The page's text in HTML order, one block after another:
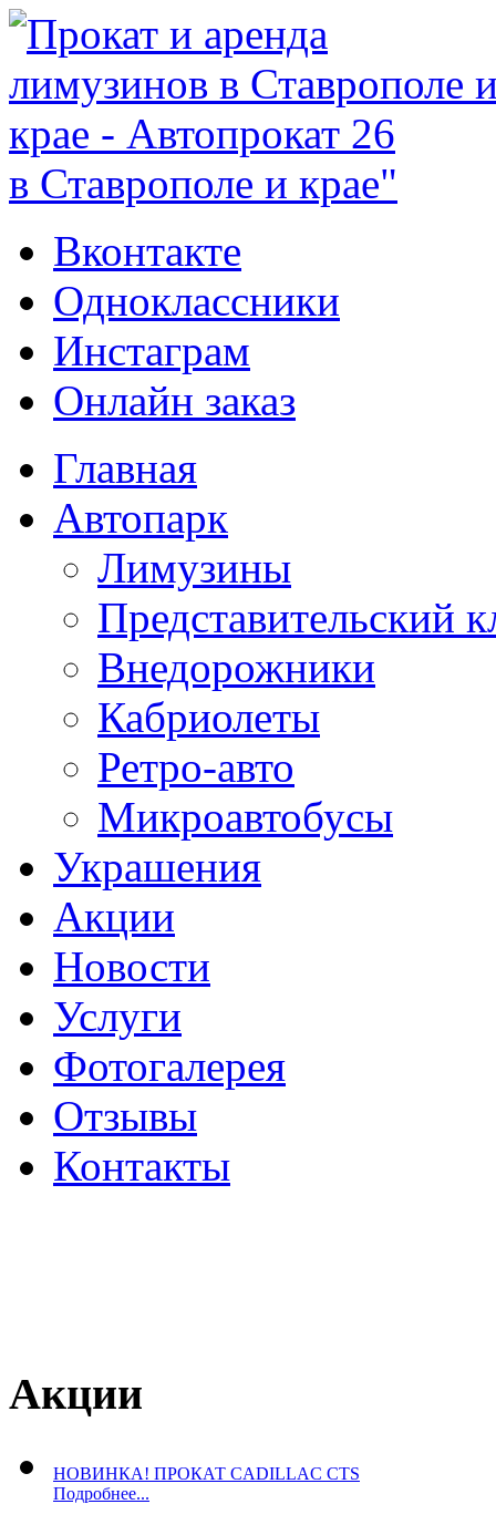
в Ставрополе и крае"
Вконтакте
Одноклассники
Инстаграм
Онлайн заказ
Главная
Автопарк
Лимузины
Представительский
Внедорожники
Кабриолеты
Ретро-авто
Микроавтобусы
Украшения
Акции
Новости
Услуги
Фотогалерея
Отзывы
­Контакты
Акции
НОВИНКА! ПРОКАТ CADILLAC CTS
Подробнее...